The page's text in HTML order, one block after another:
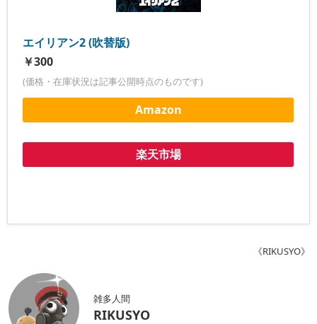
エイリアン2 (吹替版)
￥300
(価格・在庫状況は記事公開時点のものです)
Amazon
楽天市場
《RIKUSYO》
雑多人間
RIKUSYO